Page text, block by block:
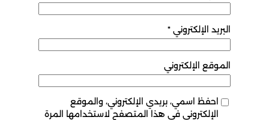
البريد الإلكتروني *
الموقع الإلكتروني
احفظ اسمي، بريدي الإلكتروني، والموقع
الإلكتروني في هذا المتصفح لاستخدامها المرة